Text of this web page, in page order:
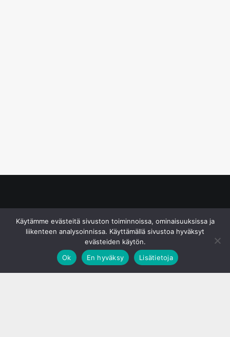
Käytämme evästeitä sivuston toiminnoissa, ominaisuuksissa ja
liikenteen analysoinnissa. Käyttämällä sivustoa hyväksyt
evästeiden käytön.
Ok
En hyväksy Lisätietoja